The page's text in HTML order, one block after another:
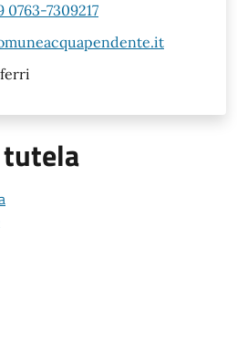
0763-7309217